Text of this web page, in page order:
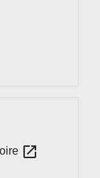
open_in_new